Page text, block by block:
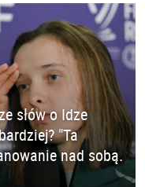
słów o Idze
"Ta
nad sobą.